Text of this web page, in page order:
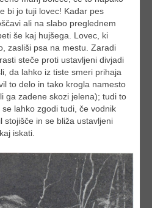
bi jo tuji lovec! Kadar pes
ali na slabo preglednem
še kaj hujšega. Lovec, ki
zasliši psa na mestu. Zaradi
steče proti ustavljeni divjadi
da lahko iz tiste smeri prihaja
to delo in tako krogla namesto
ga zadene skozi jelena); tudi to
lahko zgodi tudi, če vodnik
stojišče in se bliža ustavljeni
iskati.